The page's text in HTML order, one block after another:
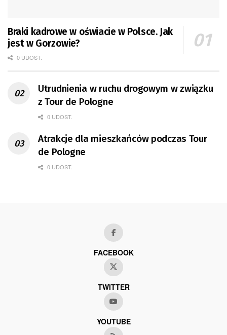
Braki kadrowe w oświacie w Polsce. Jak
jest w Gorzowie?
0 UDOST.
Utrudnienia w ruchu drogowym w związku
z Tour de Pologne
0 UDOST.
Atrakcje dla mieszkańców podczas Tour
de Pologne
0 UDOST.
FACEBOOK
TWITTER
YOUTUBE